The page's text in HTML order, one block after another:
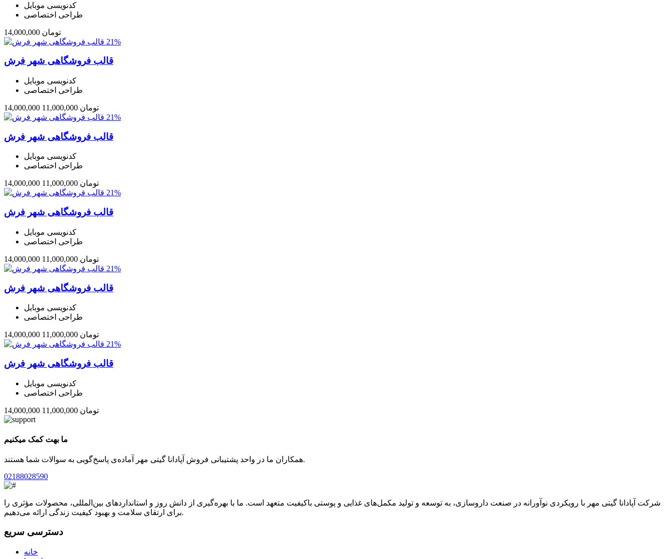
کدنویسی موبایل
طراحی اختصاصی
14,000,000 تومان
21%
قالب فروشگاهی شهر فرش
کدنویسی موبایل
طراحی اختصاصی
14,000,000 11,000,000 تومان
21%
قالب فروشگاهی شهر فرش
کدنویسی موبایل
طراحی اختصاصی
14,000,000 11,000,000 تومان
21%
قالب فروشگاهی شهر فرش
کدنویسی موبایل
طراحی اختصاصی
14,000,000 11,000,000 تومان
21%
قالب فروشگاهی شهر فرش
کدنویسی موبایل
طراحی اختصاصی
14,000,000 11,000,000 تومان
21%
قالب فروشگاهی شهر فرش
کدنویسی موبایل
طراحی اختصاصی
14,000,000 11,000,000 تومان
ما بهت کمک میکنیم
همکاران ما در واحد پشتیبانی فروش آپادانا گیتی مهر آماده‌ی پاسخ‌گویی به سوالات شما هستند.
02188028590
شرکت آپادانا گیتی مهر با رویکردی نوآورانه در صنعت داروسازی، به توسعه و تولید مکمل‌های غذایی و پوستی باکیفیت متعهد است. ما با بهره‌گیری از دانش روز و استانداردهای بین‌المللی، محصولات مؤثری را
برای ارتقای سلامت و بهبود کیفیت زندگی ارائه می‌دهیم.
دسترسی سریع
خانه